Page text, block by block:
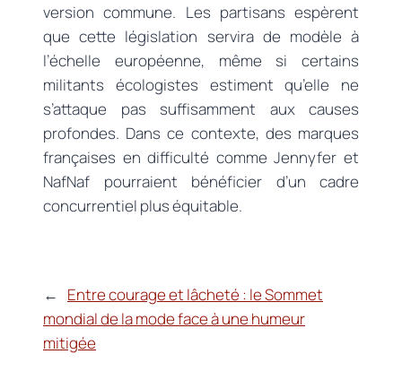
version commune. Les partisans espèrent
que cette législation servira de modèle à
l’échelle européenne, même si certains
militants écologistes estiment qu’elle ne
s’attaque pas suffisamment aux causes
profondes. Dans ce contexte, des marques
françaises en difficulté comme Jennyfer et
NafNaf pourraient bénéficier d’un cadre
concurrentiel plus équitable.
←
Entre courage et lâcheté : le Sommet
mondial de la mode face à une humeur
mitigée